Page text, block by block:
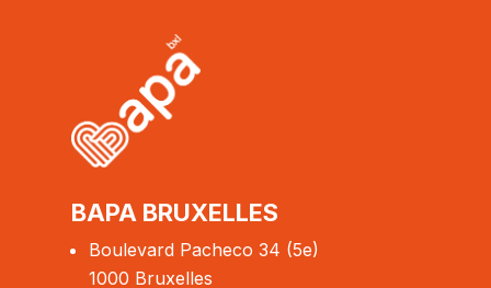
BAPA BRUXELLES
Boulevard Pacheco 34 (5e)
1000 Bruxelles